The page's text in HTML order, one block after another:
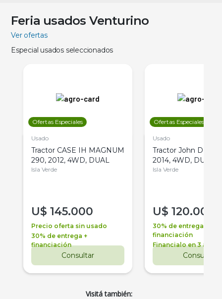
Feria usados Venturino
Ver ofertas
Especial usados seleccionados
Ofertas Especiales
Usado
Tractor CASE IH MAGNUM
290, 2012, 4WD, DUAL
Isla Verde
U$ 145.000
Precio oferta sin usado
30% de entrega +
financiación
Consultar
Ofertas Especiales
Usado
Tractor John Deere
2014, 4WD, DUAL
Isla Verde
U$ 120.000
30% de entrega +
financiación
Financialo en 3 años
Consultar
Visitá también: